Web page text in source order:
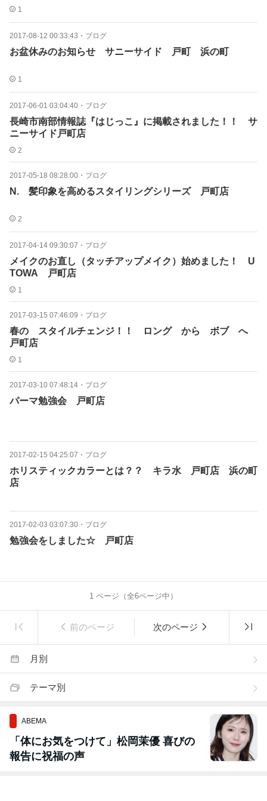
1
2017-08-12 00:33:43 ・ ブログ
お盆休みのお知らせ サニーサイド 戸町 浜の町
1
2017-06-01 03:04:40 ・ ブログ
長崎市南部情報誌『はじっこ』に掲載されました！！ サ
ニーサイド戸町店
2
2017-05-18 08:28:00 ・ ブログ
N. 髪印象を高めるスタイリングシリーズ 戸町店
2
2017-04-14 09:30:07 ・ ブログ
メイクのお直し（タッチアップメイク）始めました！ U
TOWA 戸町店
1
2017-03-15 07:46:09 ・ ブログ
春の スタイルチェンジ！！ ロング から ボブ へ
戸町店
1
2017-03-10 07:48:14 ・ ブログ
パーマ勉強会 戸町店
2017-02-15 04:25:07 ・ ブログ
ホリスティックカラーとは？？ キラ水 戸町店 浜の町
店
2017-02-03 03:07:30 ・ ブログ
勉強会をしました☆ 戸町店
1 ページ（全6ページ中）
前のページ 次のページ
月別
テーマ別
ABEMA
「体にお気をつけて」松岡茉優 喜びの
報告に祝福の声